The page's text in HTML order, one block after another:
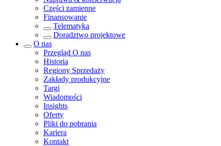
Części zamienne
Finansowanie
Telematyka
Doradztwo projektowe
O nas
Przegląd O nas
Historia
Regiony Sprzedaży
Zakłady produkcyjne
Targi
Wiadomości
Insights
Oferty
Pliki do pobrania
Kariera
Kontakt